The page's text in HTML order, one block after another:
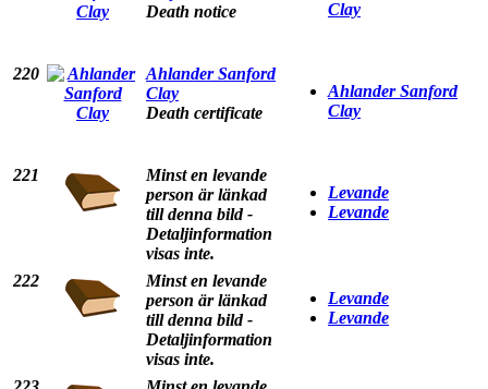
Death notice
Clay
220
Ahlander Sanford
Clay
Death certificate
Ahlander Sanford
Clay
221
Minst en levande
person är länkad
till denna bild -
Detaljinformation
visas inte.
Levande
Levande
222
Minst en levande
person är länkad
till denna bild -
Detaljinformation
visas inte.
Levande
Levande